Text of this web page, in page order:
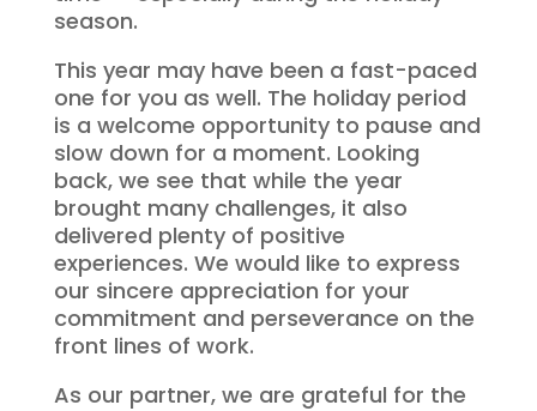
season.
This year may have been a fast-paced
one for you as well. The holiday period
is a welcome opportunity to pause and
slow down for a moment. Looking
back, we see that while the year
brought many challenges, it also
delivered plenty of positive
experiences. We would like to express
our sincere appreciation for your
commitment and perseverance on the
front lines of work.
As our partner, we are grateful for the